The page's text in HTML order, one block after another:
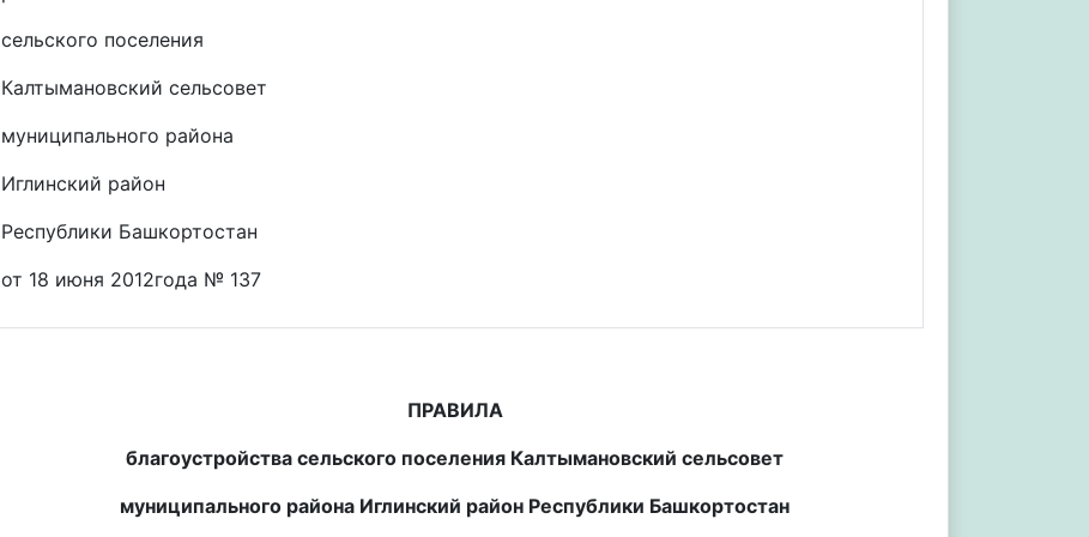
сельского поселения
Калтымановский сельсовет
муниципального района
Иглинский район
Республики Башкортостан
от 18 июня 2012года № 137
ПРАВИЛА
благоустройства сельского поселения Калтымановский сельсовет
муниципального района Иглинский район Республики Башкортостан